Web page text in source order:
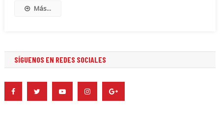
Más...
SÍGUENOS EN REDES SOCIALES